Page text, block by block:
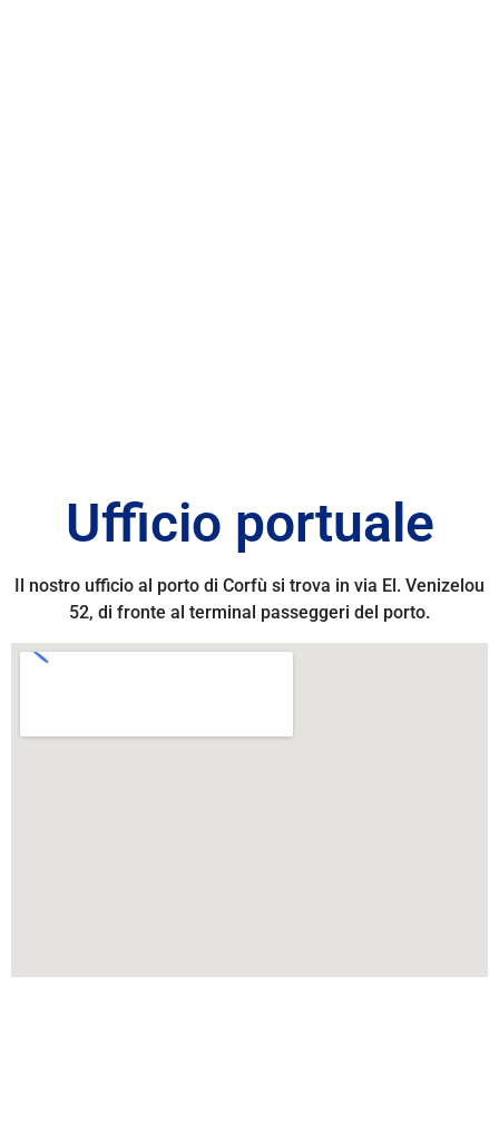
Ufficio portuale
Il nostro ufficio al porto di Corfù si trova in via El. Venizelou
52, di fronte al terminal passeggeri del porto.